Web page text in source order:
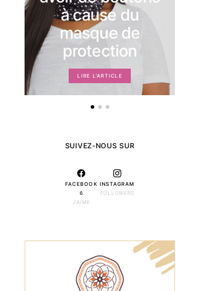
à cause du
masque de
protection
LIRE L'ARTICLE
SUIVEZ-NOUS SUR
FACEBOOK
6
J'AIME
INSTAGRAM
FOLLOWERS